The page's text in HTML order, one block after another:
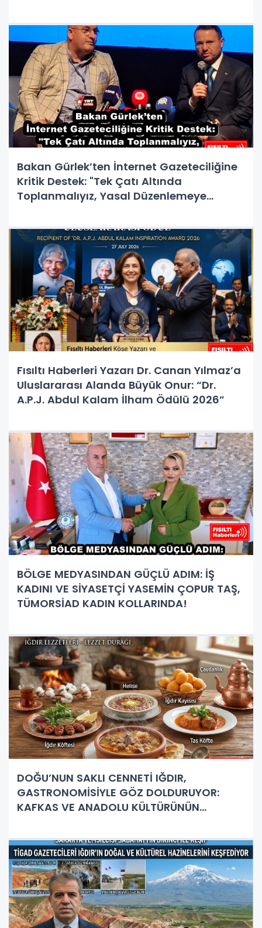
Bakan Gürlek’ten İnternet Gazeteciliğine
Kritik Destek: "Tek Çatı Altında
Toplanmalıyız, Yasal Düzenlemeye
Fısıltı Haberleri Yazarı Dr. Canan Yılmaz’a
Uluslararası Alanda Büyük Onur: “Dr.
A.P.J. Abdul Kalam İlham Ödülü 2026”
BÖLGE MEDYASINDAN GÜÇLÜ ADIM: İŞ
KADINI VE SİYASETÇİ YASEMİN ÇOPUR TAŞ,
TÜMORSİAD KADIN KOLLARINDA!
DOĞU’NUN SAKLI CENNETİ IĞDIR,
GASTRONOMİSİYLE GÖZ DOLDURUYOR:
KAFKAS VE ANADOLU KÜLTÜRÜNÜN